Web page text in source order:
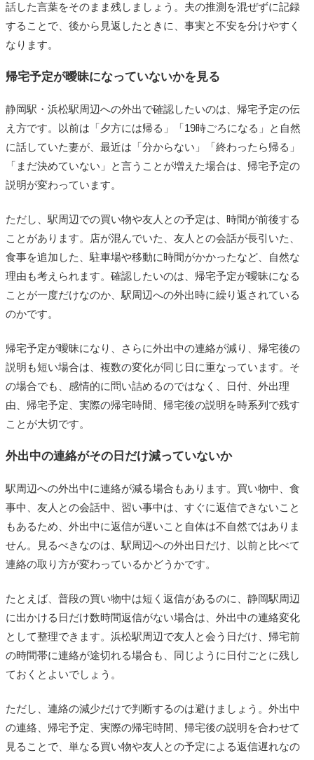
話した言葉をそのまま残しましょう。夫の推測を混ぜずに記録
することで、後から見返したときに、事実と不安を分けやすく
なります。
帰宅予定が曖昧になっていないかを見る
静岡駅・浜松駅周辺への外出で確認したいのは、帰宅予定の伝
え方です。以前は「夕方には帰る」「19時ごろになる」と自然
に話していた妻が、最近は「分からない」「終わったら帰る」
「まだ決めていない」と言うことが増えた場合は、帰宅予定の
説明が変わっています。
ただし、駅周辺での買い物や友人との予定は、時間が前後する
ことがあります。店が混んでいた、友人との会話が長引いた、
食事を追加した、駐車場や移動に時間がかかったなど、自然な
理由も考えられます。確認したいのは、帰宅予定が曖昧になる
ことが一度だけなのか、駅周辺への外出時に繰り返されている
のかです。
帰宅予定が曖昧になり、さらに外出中の連絡が減り、帰宅後の
説明も短い場合は、複数の変化が同じ日に重なっています。そ
の場合でも、感情的に問い詰めるのではなく、日付、外出理
由、帰宅予定、実際の帰宅時間、帰宅後の説明を時系列で残す
ことが大切です。
外出中の連絡がその日だけ減っていないか
駅周辺への外出中に連絡が減る場合もあります。買い物中、食
事中、友人との会話中、習い事中は、すぐに返信できないこと
もあるため、外出中に返信が遅いこと自体は不自然ではありま
せん。見るべきなのは、駅周辺への外出日だけ、以前と比べて
連絡の取り方が変わっているかどうかです。
たとえば、普段の買い物中は短く返信があるのに、静岡駅周辺
に出かける日だけ数時間返信がない場合は、外出中の連絡変化
として整理できます。浜松駅周辺で友人と会う日だけ、帰宅前
の時間帯に連絡が途切れる場合も、同じように日付ごとに残し
ておくとよいでしょう。
ただし、連絡の減少だけで判断するのは避けましょう。外出中
の連絡、帰宅予定、実際の帰宅時間、帰宅後の説明を合わせて
見ることで、単なる買い物や友人との予定による返信遅れなの